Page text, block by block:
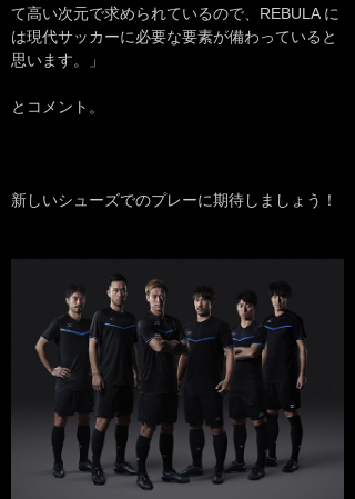
て高い次元で求められているので、REBULA に
は現代サッカーに必要な要素が備わっていると
思います。」
とコメント。
新しいシューズでのプレーに期待しましょう！